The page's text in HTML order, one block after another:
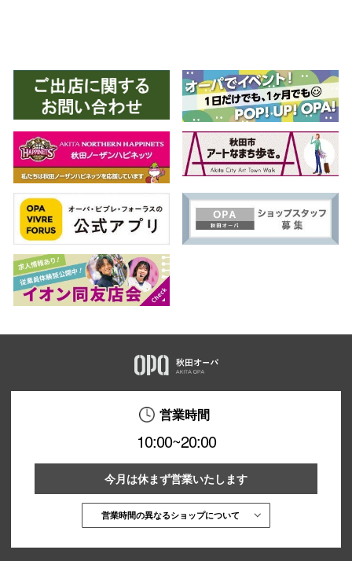
営業時間
10:00~20:00
今月は休まず営業いたします
営業時間の異なるショップについて